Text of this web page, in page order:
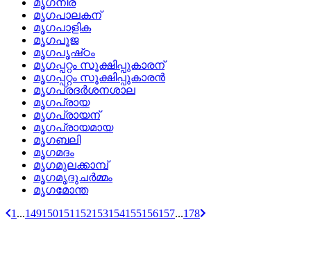
മൃഗനിര
മൃഗപാലകന്
മൃഗപാളിക
മൃഗപൂജ
മൃഗപൃഷ്‌ഠം
മൃഗപ്പറ്റം സൂക്ഷിപ്പുകാരന്
മൃഗപ്പറ്റം സൂക്ഷിപ്പുകാരന്‍
മൃഗപ്രദര്‍ശനശാല
മൃഗപ്രായ
മൃഗപ്രായന്
മൃഗപ്രായമായ
മൃഗബലി
മൃഗമദം
മൃഗമുലക്കാമ്പ്
മൃഗമൃദുചര്‍മ്മം
മൃഗമോന്ത
1 ...149150151 152153154155156157...178